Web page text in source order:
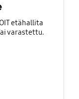
etähallita
varastettu.